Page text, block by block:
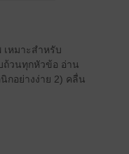
เหมาะสำหรับ
ถ้วนทุกหัวข้อ อ่าน
กอย่างง่าย 2) คลื่น